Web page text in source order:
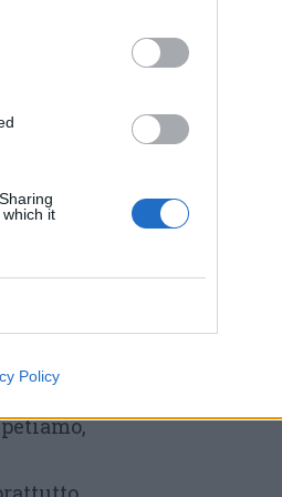
it
Policy
la